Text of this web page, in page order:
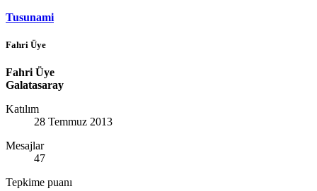
Tusunami
Fahri Üye
Fahri Üye
Galatasaray
Katılım
28 Temmuz 2013
Mesajlar
47
Tepkime puanı